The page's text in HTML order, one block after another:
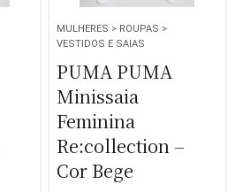
MULHERES > ROUPAS >
VESTIDOS E SAIAS
PUMA PUMA
Minissaia
Feminina
Re:collection –
Cor Bege